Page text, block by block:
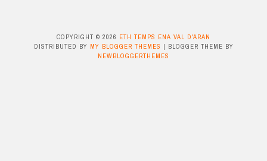
COPYRIGHT © 2026 ETH TEMPS ENA VAL D'ARAN
DISTRIBUTED BY MY BLOGGER THEMES | BLOGGER THEME BY
NEWBLOGGERTHEMES